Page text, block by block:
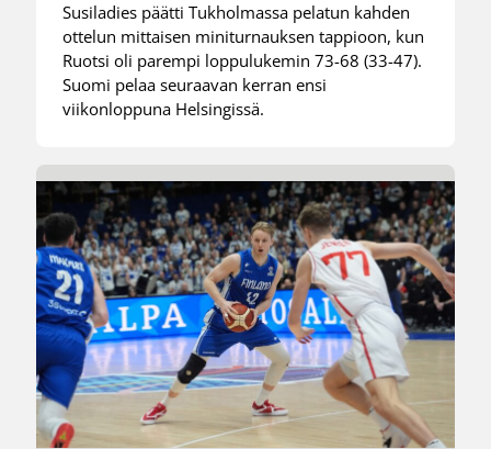
Susiladies päätti Tukholmassa pelatun kahden
ottelun mittaisen miniturnauksen tappioon, kun
Ruotsi oli parempi loppulukemin 73-68 (33-47).
Suomi pelaa seuraavan kerran ensi
viikonloppuna Helsingissä.